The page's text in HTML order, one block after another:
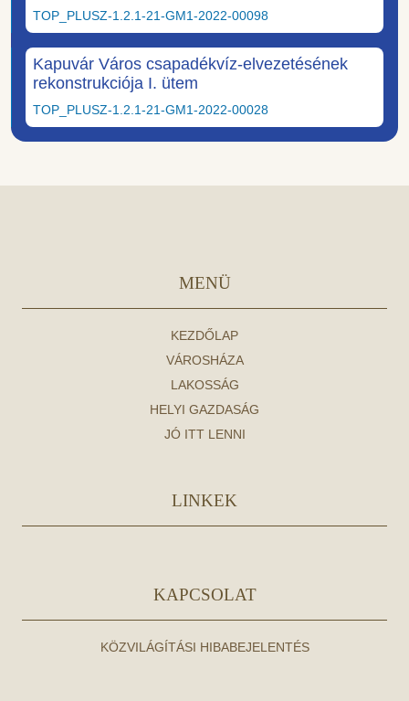
TOP_PLUSZ-1.2.1-21-GM1-2022-00098
Kapuvár Város csapadékvíz-elvezetésének
rekonstrukciója I. ütem
TOP_PLUSZ-1.2.1-21-GM1-2022-00028
MENÜ
KEZDŐLAP
VÁROSHÁZA
LAKOSSÁG
HELYI GAZDASÁG
JÓ ITT LENNI
LINKEK
KAPCSOLAT
KÖZVILÁGÍTÁSI HIBABEJELENTÉS